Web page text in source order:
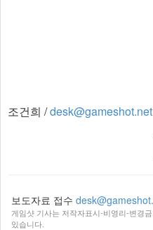
조건희 /desk@gameshot.net
보도자료 접수
게임샷 기사는 저작자표시-비영리-변경
있습니다.